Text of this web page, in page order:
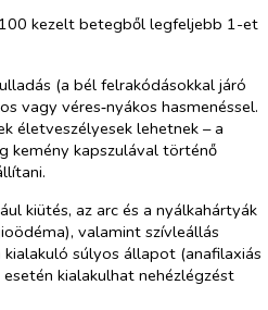
kezelt betegből legfeljebb 1-et
(a bél felrakódásokkal járó
vagy véres‑nyákos hasmenéssel.
életveszélyesek lehetnek – a
kemény kapszulával történő
kiütés, az arc és a nyálkahártyák
valamint szívleállás
súlyos állapot (anafilaxiás
kialakulhat nehézlégzést